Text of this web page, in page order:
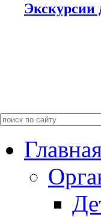
Экскурсии